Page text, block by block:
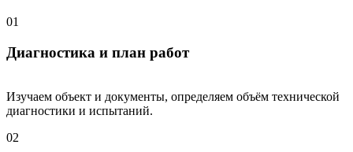
01
Диагностика и план работ
Изучаем объект и документы, определяем объём технической
диагностики и испытаний.
02